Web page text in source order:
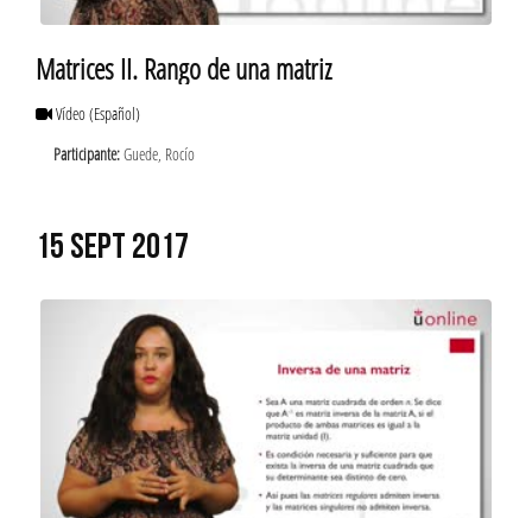
Matrices II. Rango de una matriz
Vídeo(Español)
Participante:Guede, Rocío
15 SEPT 2017